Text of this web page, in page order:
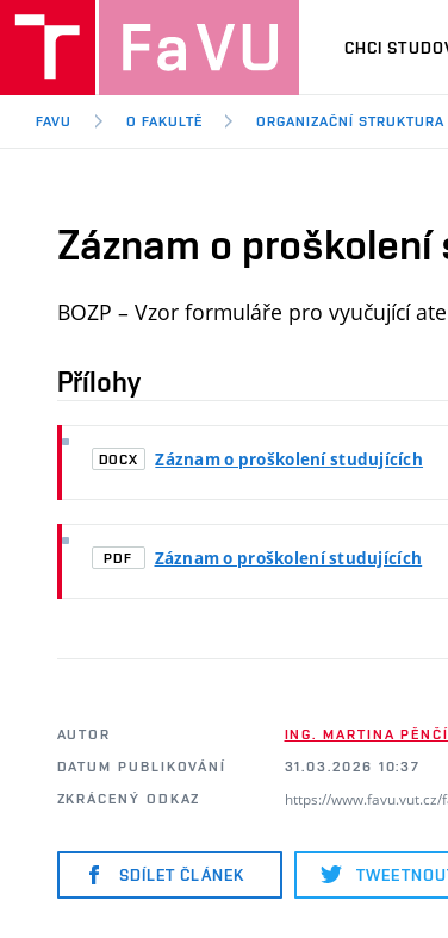
CHCI
FAVU O FAKULTĚ ORGANIZAČNÍ STRUKTURA
Záznam o
BOZP – Vzor formuláře pro vyučující
Přílohy
DOCX Záznam o proškolení studujících
PDF Záznam o proškolení studujících
AUTOR
ING. MARTINA
DATUM PUBLIKOVÁNÍ
31.03.2026 10:37
ZKRÁCENÝ ODKAZ
https://
SDÍLET ČLÁNEK